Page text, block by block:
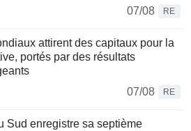
07/08 RE
attirent des capitaux pour la
portés par des résultats
07/08
RE
Sud enregistre sa septième